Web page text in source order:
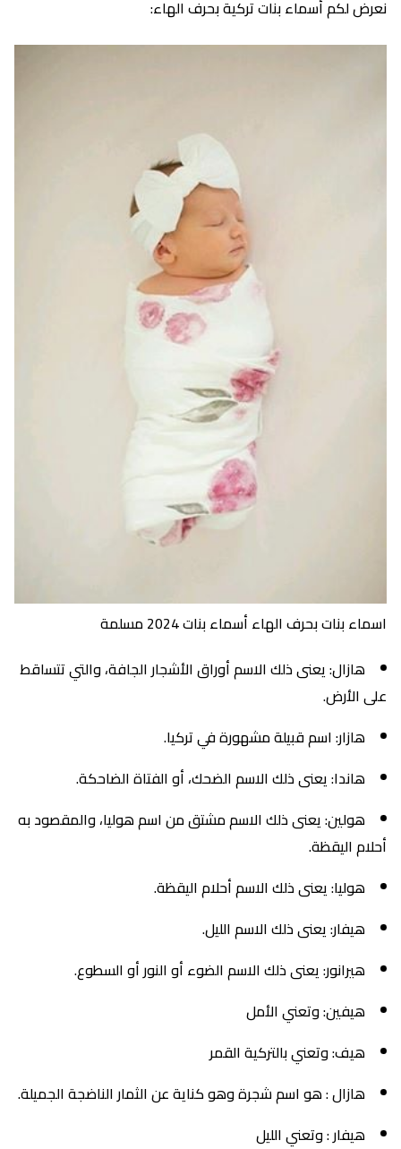
نعرض لكم أسماء بنات تركية بحرف الهاء:
اسماء بنات بحرف الهاء أسماء بنات 2024 مسلمة
هازال: يعنى ذلك الاسم أوراق الأشجار الجافة، والتي تتساقط
على الأرض.
هازار: اسم قبيلة مشهورة في تركيا.
هاندا: يعنى ذلك الاسم الضحك، أو الفتاة الضاحكة.
هولين: يعنى ذلك الاسم مشتق من اسم هوليا، والمقصود به
أحلام اليقظة.
هوليا: يعنى ذلك الاسم أحلام اليقظة.
هيفار: يعنى ذلك الاسم الليل.
هيرانور: يعنى ذلك الاسم الضوء أو النور أو السطوع.
هيفين: وتعني الأمل
هيف: وتعني بالتركية القمر
هازال : هو اسم شجرة وهو كناية عن الثمار الناضجة الجميلة.
هيفار : وتعني الليل